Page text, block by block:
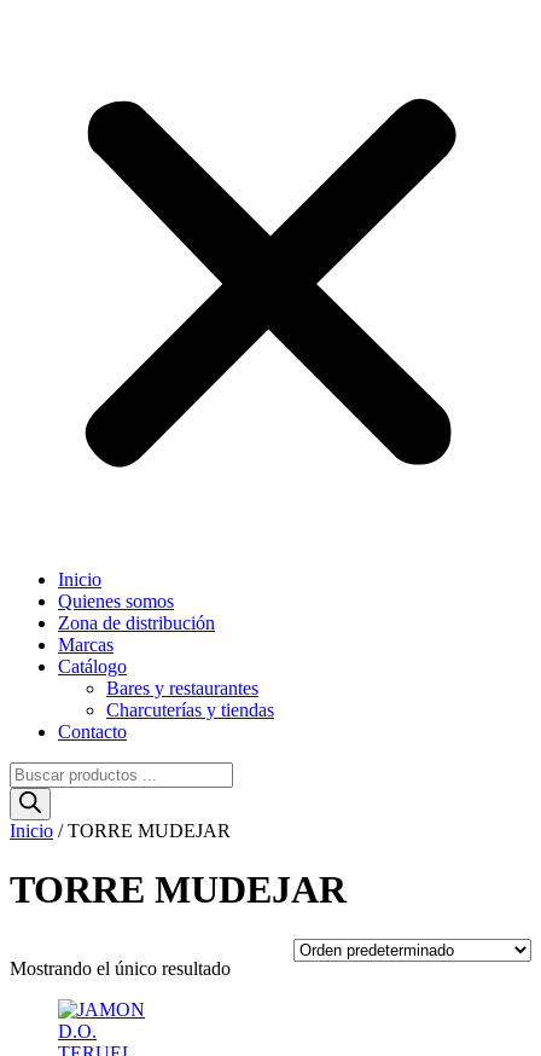
Inicio
Quienes somos
Zona de distribución
Marcas
Catálogo
Bares y restaurantes
Charcuterías y tiendas
Contacto
Búsqueda
de
productos
Inicio / TORRE MUDEJAR
TORRE MUDEJAR
Mostrando el único resultado